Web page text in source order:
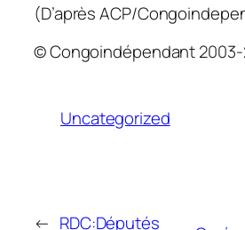
(D’après ACP/
© Congoindépendant
Uncategorized
← RDC:Députés